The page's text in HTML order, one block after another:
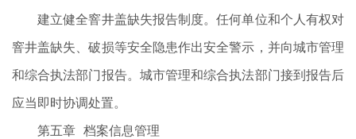
建立健全窨井盖缺失报告制度。任何单位和个人有权对
窨井盖缺失、破损等安全隐患作出安全警示，并向城市管理
和综合执法部门报告。城市管理和综合执法部门接到报告后
应当即时协调处置。
第五章 档案信息管理